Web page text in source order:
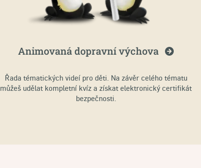
Animovaná dopravnívýchova
Řada tématických videí pro děti. Na závěr celého tématu
můžeš udělat kompletní kvíz a získat elektronický certifikát
bezpečnosti.